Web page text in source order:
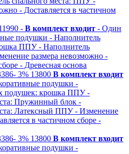
- Доставляется в частичном
- В комплект входит - Один
подушки - Наполнитель
ППУ - Наполнитель
размера невозможно -
- Древесная основа
3% 13800 В комплект входит
подушки -
подушек: крошка ППУ -
Пружинный блок -
Латексный ППУ - Изменение
в частичном сборе -
3% 13800 В комплект входит
подушки -